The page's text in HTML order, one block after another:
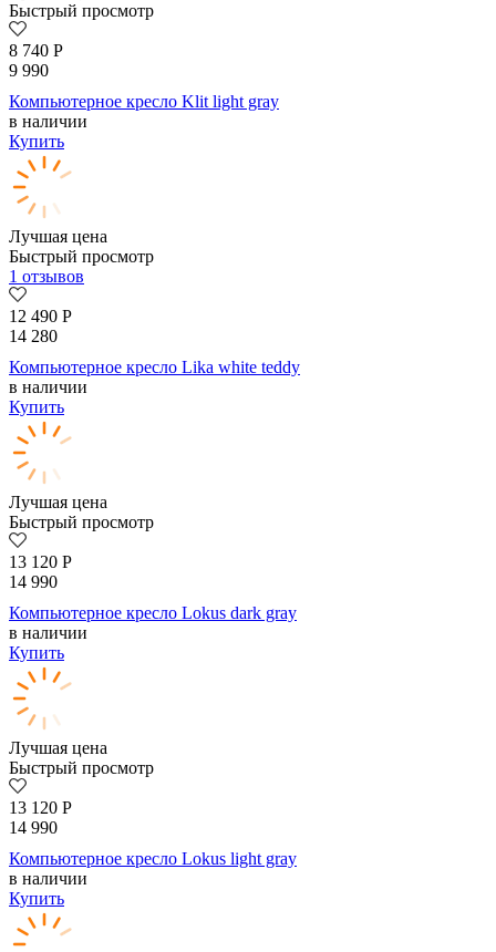
Быстрый просмотр
8 740 Р
9 990
Компьютерное кресло Klit light gray
в наличии
Купить
Лучшая цена
Быстрый просмотр
1 отзывов
12 490 Р
14 280
Компьютерное кресло Lika white teddy
в наличии
Купить
Лучшая цена
Быстрый просмотр
13 120 Р
14 990
Компьютерное кресло Lokus dark gray
в наличии
Купить
Лучшая цена
Быстрый просмотр
13 120 Р
14 990
Компьютерное кресло Lokus light gray
в наличии
Купить